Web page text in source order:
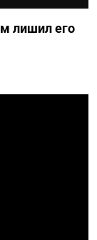
лишил его